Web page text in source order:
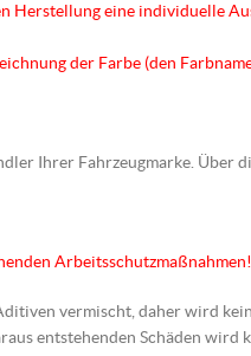
Herstellung eine individuelle
der Farbe (den
Ihrer Fahrzeugmarke.
Arbeitsschutzmaßnahmen!
vermischt, daher wird
entstehenden Schäden wird